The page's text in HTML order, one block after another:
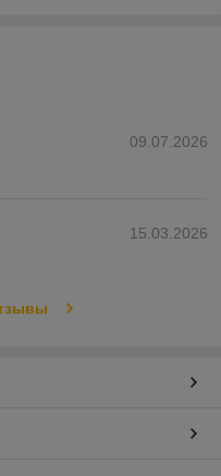
09.07.2026
15.03.2026